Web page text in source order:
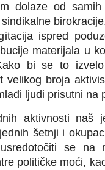
dolaze od
ispred
materijala u
bi se to
velikog broja
ljudi prisutni na
aktivnosti naš
šetnji i
se na
političke moći,